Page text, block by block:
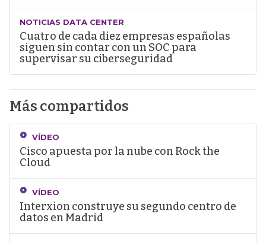
NOTICIAS DATA CENTER
Cuatro de cada diez empresas españolas
siguen sin contar con un SOC para
supervisar su ciberseguridad
Más compartidos
VÍDEO
Cisco apuesta por la nube con Rock the
Cloud
VÍDEO
Interxion construye su segundo centro de
datos en Madrid